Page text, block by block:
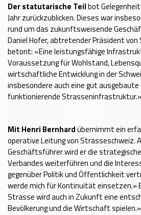
Der statutarische Teilbot
Jahr zurückzublicken. Dieses war
rund um das zukunftsweisende
Daniel Hofer, abtretender Präsident
betont: «Eine leistungsfähige
Voraussetzung für Wohlstand,
wirtschaftliche Entwicklung in der
insbesondere auch eine gut
funktionierende Strasseninfrastruktur.»
Mit Henri Bernhardübernimmt ein
operative Leitung von Strasseschweiz.
Geschäftsführer wird er die
Verbandes weiterführen und die
gegenüber Politik und Öffentlichkeit
werde mich für Kontinuität einsetzen.»
Strasse wird auch in Zukunft eine
Bevölkerung und die Wirtschaft spielen.»